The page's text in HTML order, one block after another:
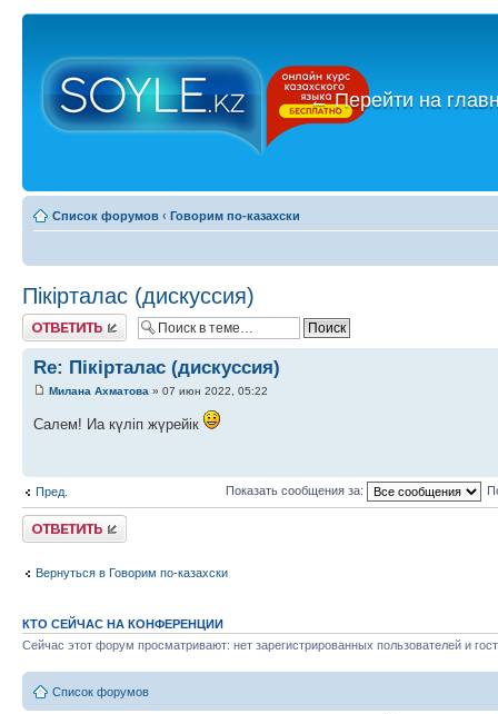
←Перейти на
Список форумов ‹ Говорим по-казахски
Пікірталас (дискуссия)
Ответить
Re: Пікірталас (дискуссия)
Милана Ахматова » 07 июн 2022, 05:22
Салем! Иа күліп жүрейік
Пред. Показать сообщения за:
Ответить
Вернуться в Говорим по-казахски
КТО СЕЙЧАС НА КОНФЕРЕНЦИИ
Сейчас этот форум просматривают: нет зарегистрированных пользователей и
Список форумов